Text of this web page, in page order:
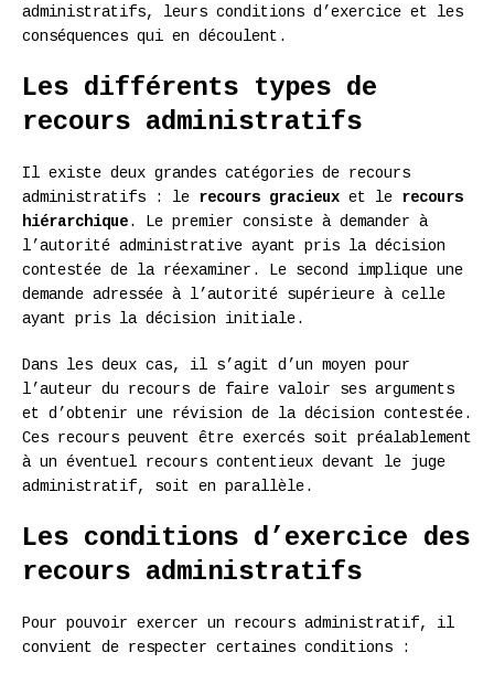
administratifs, leurs conditions d’exercice et les
conséquences qui en découlent.
Les différents types de
recours administratifs
Il existe deux grandes catégories de recours
administratifs : le recours gracieux et le recours
hiérarchique. Le premier consiste à demander à
l’autorité administrative ayant pris la décision
contestée de la réexaminer. Le second implique une
demande adressée à l’autorité supérieure à celle
ayant pris la décision initiale.
Dans les deux cas, il s’agit d’un moyen pour
l’auteur du recours de faire valoir ses arguments
et d’obtenir une révision de la décision contestée.
Ces recours peuvent être exercés soit préalablement
à un éventuel recours contentieux devant le juge
administratif, soit en parallèle.
Les conditions d’exercice des
recours administratifs
Pour pouvoir exercer un recours administratif, il
convient de respecter certaines conditions :